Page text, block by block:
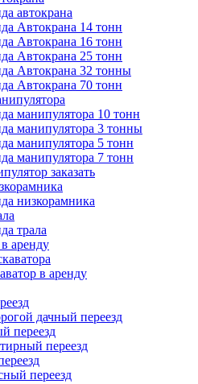
автокрана
Автокрана 14 тонн
Автокрана 16 тонн
Автокрана 25 тонн
Автокрана 32 тонны
Автокрана 70 тонн
манипулятора 10 тонн
манипулятора 3 тонны
манипулятора 5 тонн
манипулятора 7 тонн
заказать
низкорамника
трала
аренду
в аренду
дачный переезд
переезд
переезд
переезд